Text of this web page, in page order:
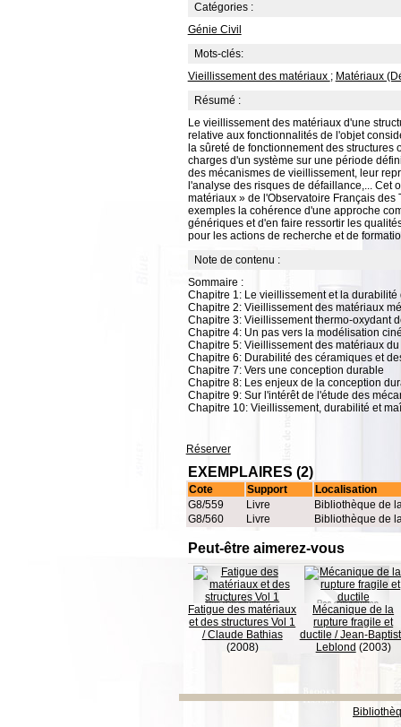
Catégories :
Génie Civil
Mots-clés:
Vieillissement des matériaux ; Matériaux
Résumé :
Le vieillissement des matériaux d'une
relative aux fonctionnalités de l'objet
la sûreté de fonctionnement des
charges d'un système sur une période
des mécanismes de vieillissement, leur
l'analyse des risques de défaillance,... Cet
matériaux » de l'Observatoire Français
exemples la cohérence d'une approche
génériques et d'en faire ressortir les
pour les actions de recherche et de
Note de contenu :
Sommaire :
Chapitre 1: Le vieillissement et la
Chapitre 2: Vieillissement des matériaux
Chapitre 3: Vieillissement thermo-oxydant
Chapitre 4: Un pas vers la modélisation
Chapitre 5: Vieillissement des matériaux
Chapitre 6: Durabilité des céramiques et
Chapitre 7: Vers une conception durable
Chapitre 8: Les enjeux de la conception
Chapitre 9: Sur l'intérêt de l'étude des
Chapitre 10: Vieillissement, durabilité et
Réserver
EXEMPLAIRES (2)
Cote Support
Localisation
G8/559
Livre
Bibliothèque de
G8/560
Livre Bibliothèque de
Peut-être aimerez-vous
Fatigue des matériaux
et des structures Vol 1
/Claude Bathias
(2008)
Mécanique de la
rupture fragile et
ductile/Jean-
Leblond (2003)